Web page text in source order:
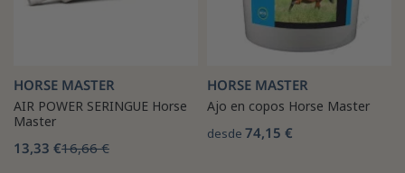
HORSE MASTER
AIR POWER SERINGUE Horse
Master
13,33 €16,66 €
HORSE MASTER
Ajo en copos Horse Master
desde 74,15 €